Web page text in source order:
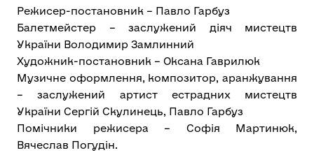
Режисер-постановник – Павло Гарбуз
Балетмейстер – заслужений діяч мистецтв
України Володимир Замлинний
Художник-постановник – Оксана Гаврилюк
Музичне оформлення, композитор, аранжування
– заслужений артист естрадних мистецтв
України Сергій Скулинець, Павло Гарбуз
Помічники режисера – Софія Мартинюк,
Вячеслав Погудін.